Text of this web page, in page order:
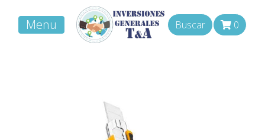
Menu Buscar 0